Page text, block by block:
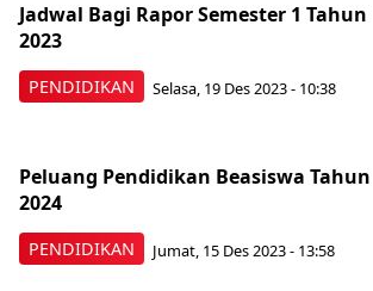
PENDIDIKAN
Jadwal Bagi Rapor Semester 1 Tahun
2023
Selasa, 19 Des 2023 - 10:38
PENDIDIKAN
Peluang Pendidikan Beasiswa Tahun
2024
Jumat, 15 Des 2023 - 13:58